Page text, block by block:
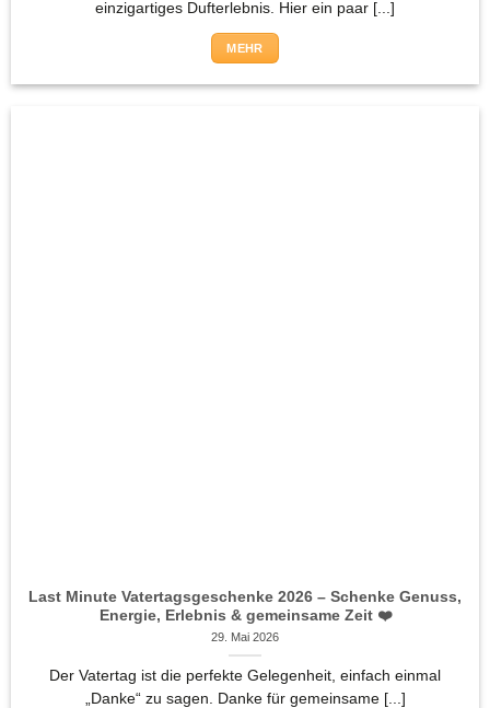
einzigartiges Dufterlebnis. Hier ein paar [...]
MEHR
Last Minute Vatertagsgeschenke 2026 – Schenke Genuss,
Energie, Erlebnis & gemeinsame Zeit ❤️
29. Mai 2026
Der Vatertag ist die perfekte Gelegenheit, einfach einmal
„Danke“ zu sagen. Danke für gemeinsame [...]